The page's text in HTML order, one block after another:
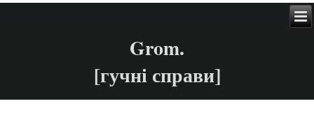
Grom.
[гучні справи]